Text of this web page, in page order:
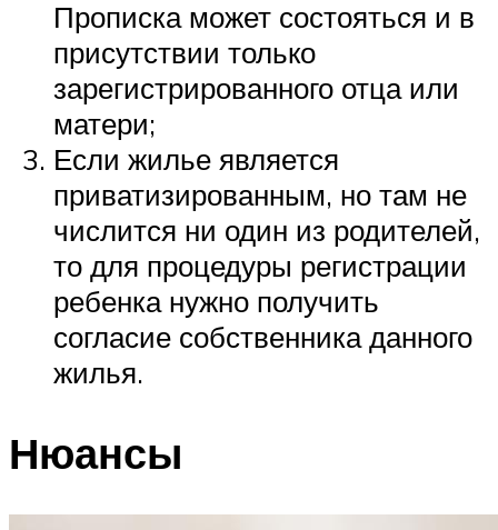
Прописка может состояться и в
присутствии только
зарегистрированного отца или
матери;
Если жилье является
приватизированным, но там не
числится ни один из родителей,
то для процедуры регистрации
ребенка нужно получить
согласие собственника данного
жилья.
Нюансы